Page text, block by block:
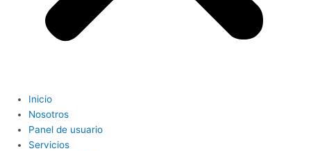
Inicio
Nosotros
Panel de usuario
Servicios